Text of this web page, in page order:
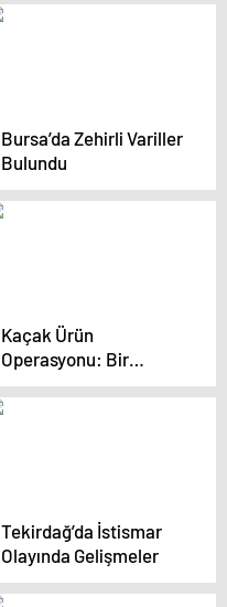
Bursa’da Zehirli Variller
Bulundu
Kaçak Ürün
Operasyonu: Bir
Tutuklama
Tekirdağ’da İstismar
Olayında Gelişmeler